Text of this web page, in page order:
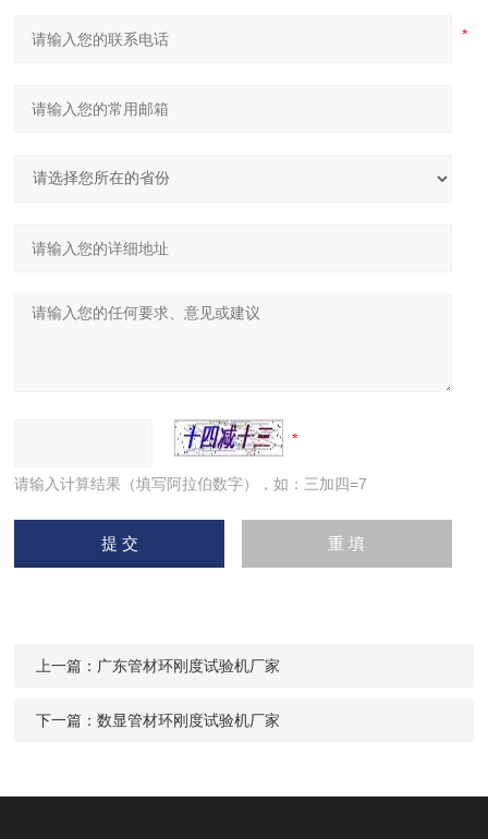
请输入计算结果（填写阿拉伯数字），如：三加四=7
上一篇： 广东管材环刚度试验机厂家
下一篇：数显管材环刚度试验机厂家